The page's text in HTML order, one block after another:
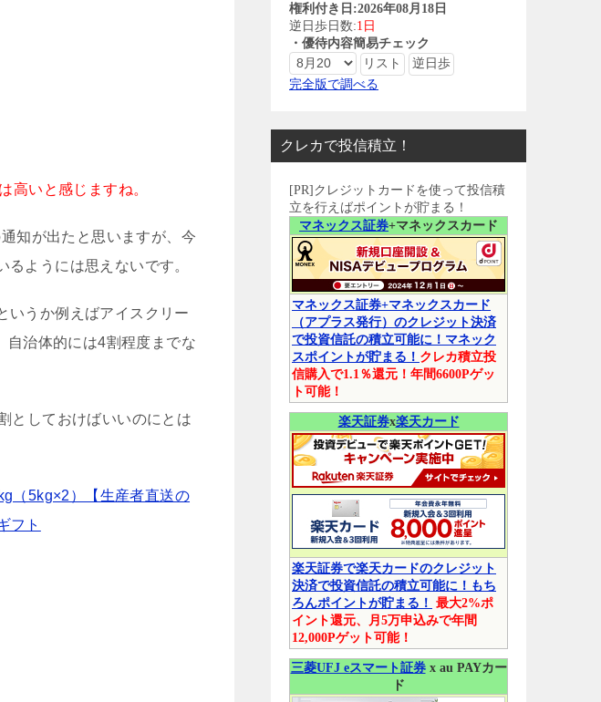
高いと感じますね。
知が出たと思いますが、今
ようには思えないです。
いうか例えばアイスクリー
自治体的には4割程度までな
としておけばいいのにとは
（5kg×2）【生産者直送の
フト
権利付き日:2026年08月18日
逆日歩日数:1日
・優待内容簡易チェック
完全版で調べる
クレカで投信積立！
[PR]クレジットカードを使って投信積
立を行えばポイントが貯まる！
マネックス証券+マネックスカード
マネックス証券+マネックスカード
（アプラス発行）のクレジット決済
で投資信託の積立可能に！マネック
スポイントが貯まる！ クレカ積立投
信購入で1.1％還元！年間6600Pゲッ
ト可能！
楽天証券x楽天カード
楽天証券で楽天カードのクレジット
決済で投資信託の積立可能に！もち
ろんポイントが貯まる！ 最大2%ポ
イント還元、月5万申込みで年間
12,000Pゲット可能！
三菱UFJ eスマート証券x au PAYカー
ド